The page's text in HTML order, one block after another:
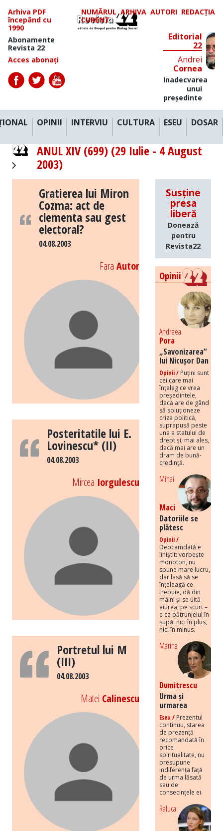
Arhiva PDF
începând cu
1990
Abonamente
Revista 22
Acces abonați
NUMĂRUL
CURENT
ARHIVA AUTORI REDACȚIA
Editorial
22
Andrei
Cornea
Inadecvarea
unui
președinte
OPINII INTERVIU CULTURA ESEU DOSAR
ANUL XIV (699) (29 Iulie - 4 August
2003)
Gratierea lui Miron
Cozma: act de
clementa sau gest
electoral?
04.08.2003
Fara Autor
Posteritatile lui E.
Lovinescu* (II)
04.08.2003
Mircea Iorgulescu
Portretul lui M
(III)
04.08.2003
Matei Calinescu
Susține
presa
liberă
Donează
pentru
Revista22
Opinii
Andreea
Pora
„Savonizarea”
lui Nicușor Dan
Opinii / Puțini sunt
cei care mai
înțeleg ce vrea
președintele,
dacă are de gând
să soluționeze
criza politică,
suprapusă peste
una a statului de
drept și, mai ales,
dacă mai are un
dram de bună-
credință.
Mihai
Maci
Datoriile se
plătesc
Opinii /
Deocamdată e
liniștit: vorbește
monoton, nu
spune mare lucru,
dar lasă să se
înțeleagă ce
trebuie, dă din
mâini și se uită
aiurea; pe scurt –
e ca pătrunjelul în
supă: nici în plus,
nici în minus.
Marina
Dumitrescu
Urma și
urmarea
Eseu / Prezentul
continuu, starea
de prezență
recomandată în
orice
spiritualitate, nu
presupune
indiferența față
de urma lăsată
sau de
consecințele ei.
Raluca